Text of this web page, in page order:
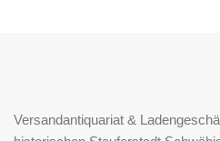
Versandantiquariat &